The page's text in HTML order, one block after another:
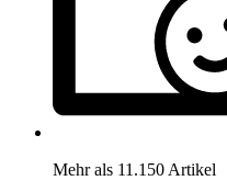
Mehr als 11.150 Artikel